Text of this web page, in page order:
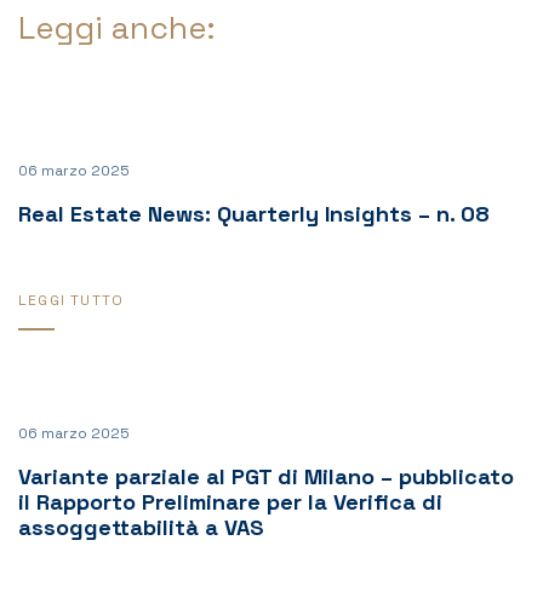
Leggi anche:
06 marzo 2025
Real Estate News: Quarterly Insights – n. 08
LEGGI TUTTO
06 marzo 2025
Variante parziale al PGT di Milano – pubblicato
il Rapporto Preliminare per la Verifica di
assoggettabilità a VAS